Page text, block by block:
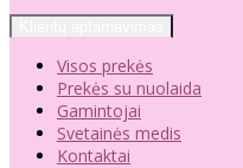
Visos prekės
Prekės su nuolaida
Gamintojai
Svetainės medis
Kontaktai